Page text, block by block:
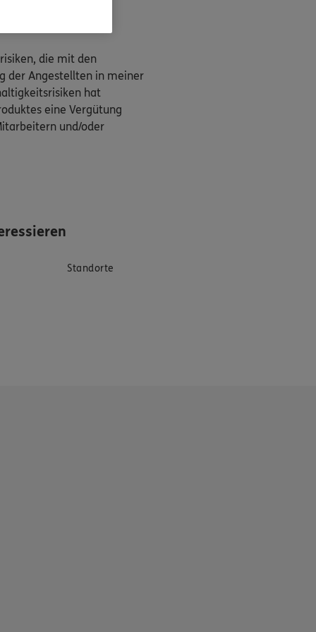
die mit den
der Angestellten in meiner
hat
eine Vergütung
und/oder
Standorte